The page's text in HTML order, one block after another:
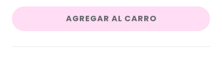
AGREGAR AL CARRO